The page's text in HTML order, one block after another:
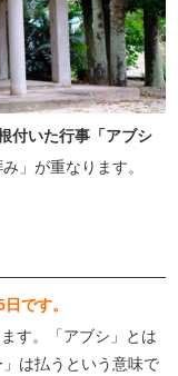
付いた行事「アブシ
」が重なります。
です。
す。「アブシ」とは
は払うという意味で